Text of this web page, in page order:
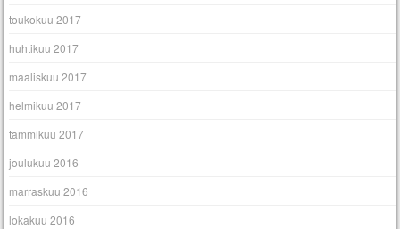
toukokuu 2017
huhtikuu 2017
maaliskuu 2017
helmikuu 2017
tammikuu 2017
joulukuu 2016
marraskuu 2016
lokakuu 2016